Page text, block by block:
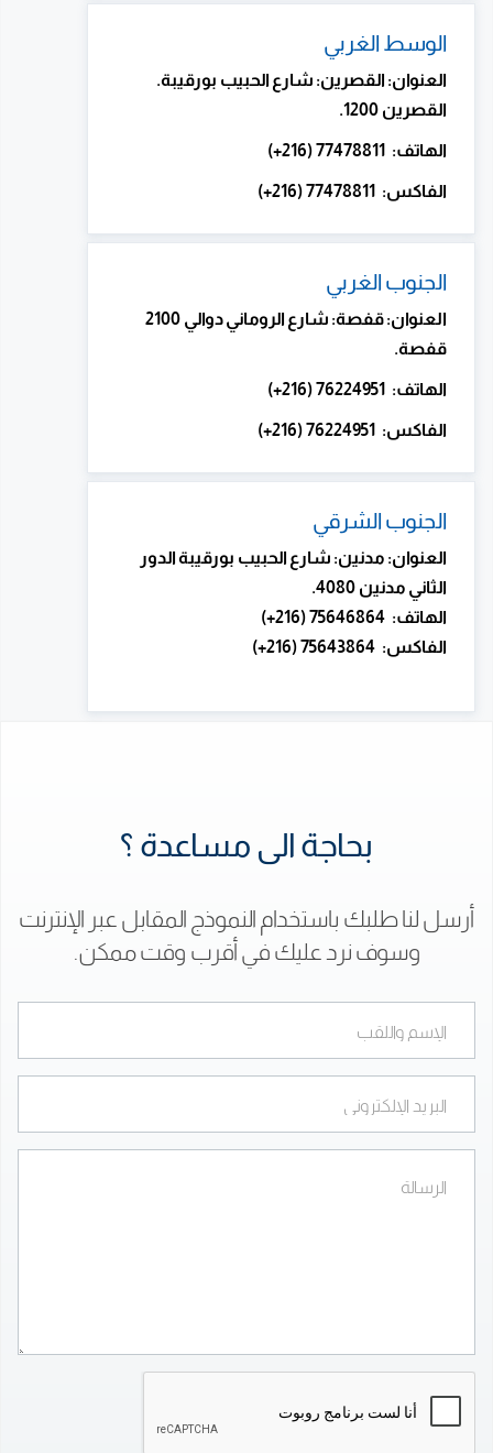
الوسط الغربي
العنوان: القصرين: شارع الحبيب بورقيبة.
القصرين 1200.
الهاتف: 77478811 (216+)
الفاكس: 77478811 (216+)
الجنوب الغربي
ا
لعنوان: قفصة: شارع الروماني دوالي 2100
قفصة.
الهاتف: 76224951 (216+)
الفاكس: 76224951 (216+)
الجنوب الشرقي
العنوان: مدنين: شارع الحبيب بورقيبة الدور
الثاني مدنين 4080.
الهاتف: 75646864 (216+)
الفاكس: 75643864 (216+)
بحاجة الى مساعدة ؟
أرسل لنا طلبك باستخدام النموذج المقابل عبر الإنترنت
وسوف نرد عليك في أقرب وقت ممكن.